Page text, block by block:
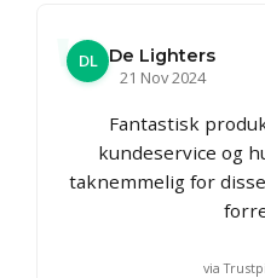
DL De Lighters
21 Nov 2024
Fantastisk
kundeservice og
taknemmelig for
via